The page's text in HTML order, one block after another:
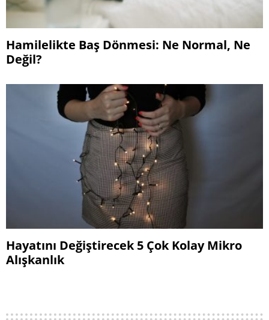
Hamilelikte Baş Dönmesi: Ne Normal, Ne
Değil?
Hayatını Değiştirecek 5 Çok Kolay Mikro
Alışkanlık